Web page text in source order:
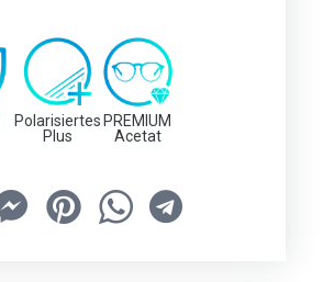
Polarisiertes
Plus
PREMIUM
Acetat